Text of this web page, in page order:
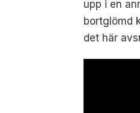
upp i en
bortglömd
det här